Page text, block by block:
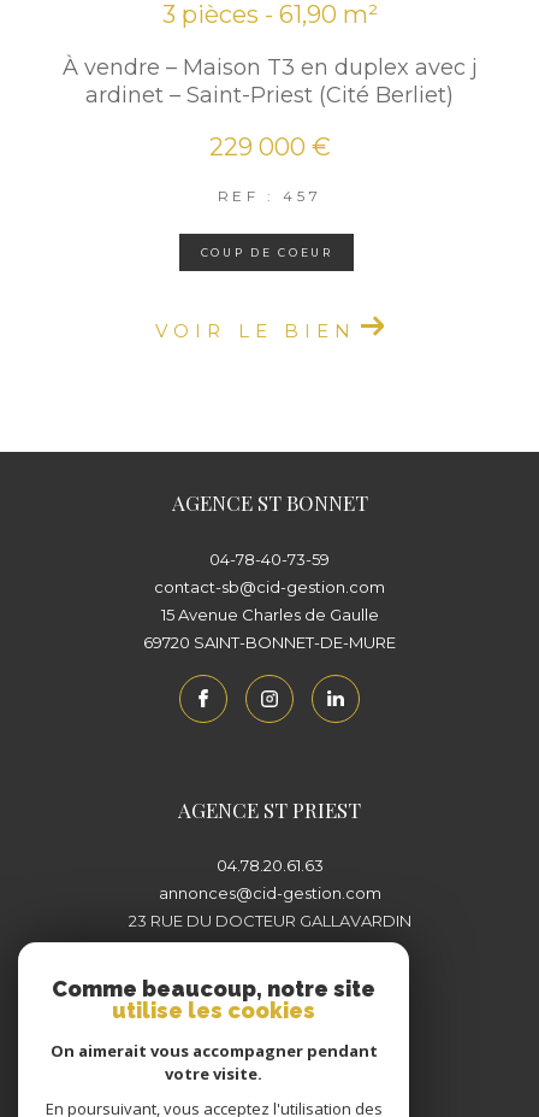
3 pièces - 61,90 m²
À vendre – Maison T3 en duplex avec j
ardinet – Saint-Priest (Cité Berliet)
229 000 €
REF : 457
COUP DE COEUR
VOIR LE BIEN
AGENCE ST BONNET
04-78-40-73-59
contact-sb@cid-gestion.com
15 Avenue Charles de Gaulle
69720
SAINT-BONNET-DE-MURE
AGENCE ST PRIEST
04.78.20.61.63
annonces@cid-gestion.com
23 RUE DU DOCTEUR GALLAVARDIN
69800 SAINT-PRIEST
Comme beaucoup, notre site
utilise les cookies
On aimerait vous accompagner pendant
votre visite.
En poursuivant, vous acceptez l'utilisation des